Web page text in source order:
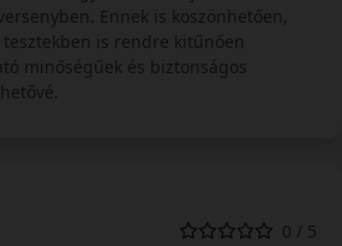
Ennek is köszönhetően,
is rendre kitűnően
minőségűek és biztonságos
0 / 5